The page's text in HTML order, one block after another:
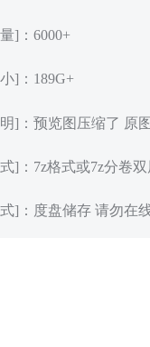
]：6000+
]：189G+
]：预览图压缩了 原
]：7z格式或7z分卷
]：度盘储存 请勿在